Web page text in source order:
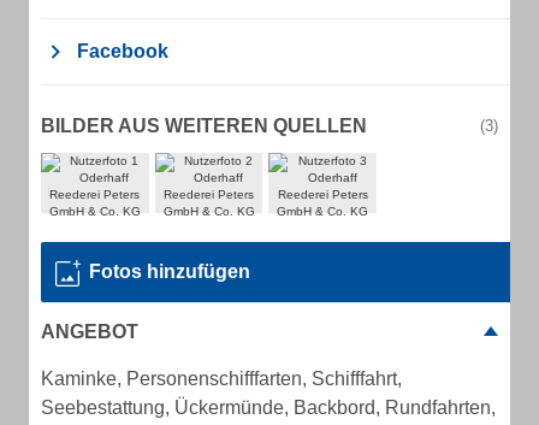
Facebook
BILDER AUS WEITEREN QUELLEN (3)
Fotos hinzufügen
ANGEBOT
Kaminke, Personenschifffarten, Schifffahrt,
Seebestattung, Ückermünde, Backbord, Rundfahrten,